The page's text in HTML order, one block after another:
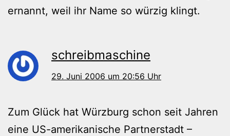
ernannt, weil ihr Name so würzig klingt.
schreibmaschine
29. Juni 2006 um 20:56 Uhr
Zum Glück hat Würzburg schon seit Jahren
eine US-amerikanische Partnerstadt –